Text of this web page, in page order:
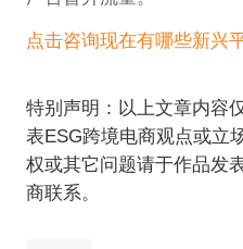
点击咨询现在有哪些新兴
特别声明：以上文章内容
表ESG跨境电商观点或立
权或其它问题请于作品发
商联系。